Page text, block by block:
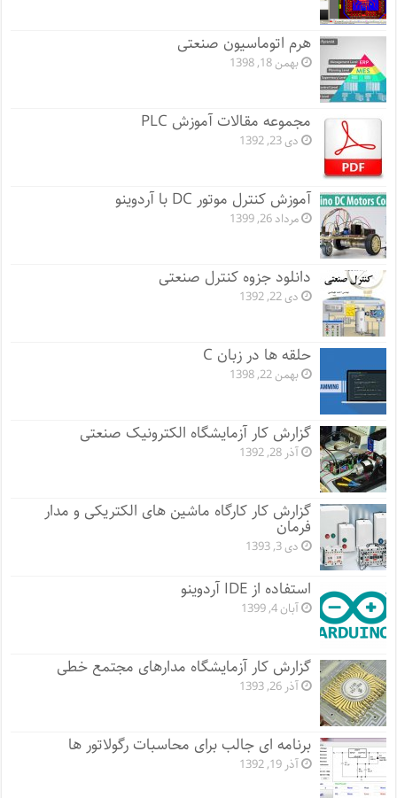
هرم اتوماسیون صنعتی
بهمن 18, 1398
مجموعه مقالات آموزش PLC
دی 23, 1392
آموزش کنترل موتور DC با آردوینو
مرداد 26, 1399
دانلود جزوه کنترل صنعتی
دی 22, 1392
حلقه ها در زبان C
بهمن 22, 1398
گزارش کار آزمایشگاه الکترونیک صنعتی
آذر 28, 1392
گزارش کار کارگاه ماشین های الکتریکی و مدار
فرمان
دی 3, 1393
استفاده از IDE آردوینو
آبان 4, 1399
گزارش کار آزمایشگاه مدارهای مجتمع خطی
آذر 26, 1393
برنامه ای جالب برای محاسبات رگولاتور ها
آذر 19, 1392